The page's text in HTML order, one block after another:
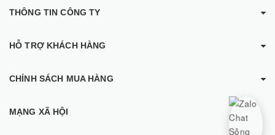
THÔNG TIN CÔNG TY
HỖ TRỢ KHÁCH HÀNG
CHÍNH SÁCH MUA HÀNG
MẠNG XÃ HỘI